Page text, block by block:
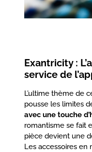
Exantricity :
service de
L’ultime thème de
pousse les limites
avec une touche
romantisme se fait
pièce devient une
Les accessoires en